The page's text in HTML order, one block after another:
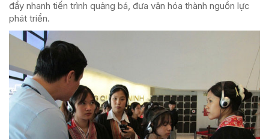
đẩy nhanh tiến trình quảng bá, đưa văn hóa thành nguồn lực
phát triển.